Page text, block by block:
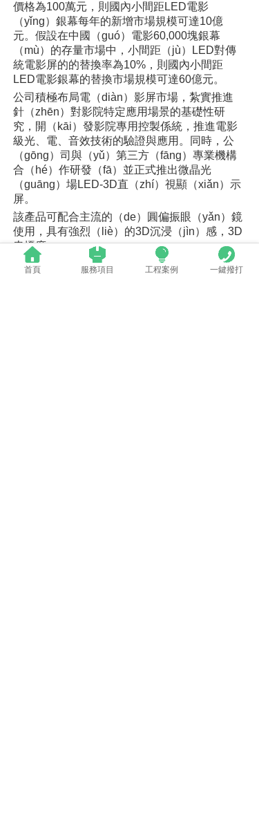
價格為100萬元，則國內小間距LED電影
（yǐng）銀幕每年的新增市場規模可達10億
元。假設在中國（guó）電影60,000塊銀幕
（mù）的存量市場中，小間距（jù）LED對傳
統電影屏的的替換率為10%，則國內小間距
LED電影銀幕的替換市場規模可達60億元。
公司積極布局電（diàn）影屏市場，紮實推進
針（zhēn）對影院特定應用場景的基礎性研
究，開（kāi）發影院專用控製係統，推進電影
級光、電、音效技術的驗證與應用。同時，公
（gōng）司與（yǔ）第三方（fāng）專業機構
合（hé）作研發（fā）並正式推出微晶光
（guāng）場LED-3D直（zhí）視顯（xiǎn）示
屏。
該產品可配合主流的（de）圓偏振眼（yǎn）鏡
使用，具有強烈（liè）的3D沉浸（jìn）感，3D
串擾度
目前公司產能利用情況如何？未來公司有何計
首頁 服務項目 工程案例 一鍵撥打